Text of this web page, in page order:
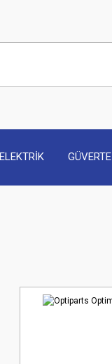
ELEKTRİK GÜVERTE